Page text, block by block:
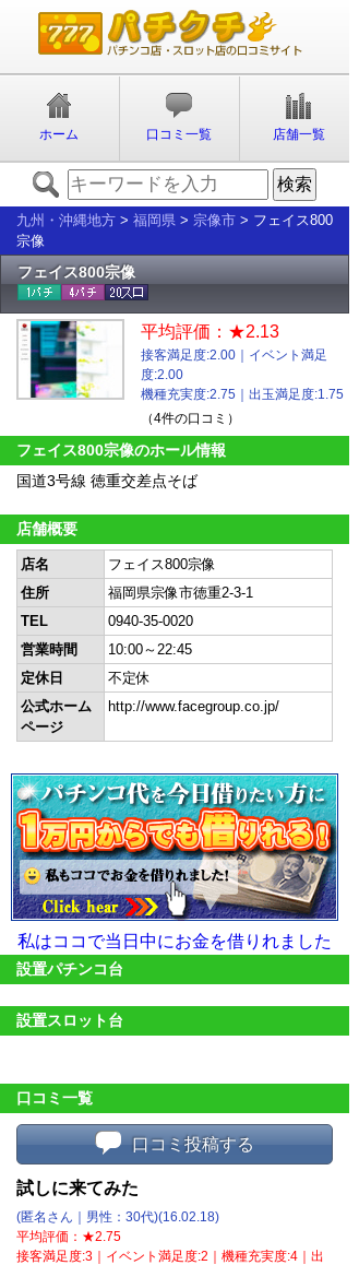
ホーム 口コミ一覧 店舗一覧
九州・沖縄地方 > 福岡県 > 宗像市 > フェイス800
宗像
フェイス800宗像
平均評価：★2.13
接客満足度:2.00｜イベント満足
度:2.00
機種充実度:2.75｜出玉満足度:1.75
（4件の口コミ）
フェイス800宗像のホール情報
国道3号線 徳重交差点そば
店舗概要
店名
フェイス800宗像
住所
福岡県宗像市徳重2-3-1
TEL
0940-35-0020
営業時間
10:00～22:45
定休日
不定休
公式ホーム
ページ
http://www.facegroup.co.jp/
私はココで当日中にお金を借りれました
設置パチンコ台
設置スロット台
口コミ一覧
口コミ投稿する
試しに来てみた
(匿名さん｜男性：30代)(16.02.18)
平均評価：★2.75
接客満足度:3｜イベント満足度:2｜機種充実度:4｜出